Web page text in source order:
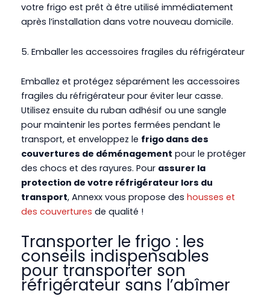
votre frigo est prêt à être utilisé immédiatement
après l’installation dans votre nouveau domicile.
5. Emballer les accessoires fragiles du réfrigérateur
Emballez et protégez séparément les accessoires
fragiles du réfrigérateur pour éviter leur casse.
Utilisez ensuite du ruban adhésif ou une sangle
pour maintenir les portes fermées pendant le
transport, et enveloppez le frigo dans des
couvertures de déménagement pour le protéger
des chocs et des rayures. Pour assurer la
protection de votre réfrigérateur lors du
transport, Annexx vous propose des housses et
des couvertures de qualité !
Transporter le frigo : les
conseils indispensables
pour transporter son
réfrigérateur sans l’abîmer